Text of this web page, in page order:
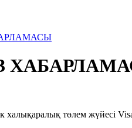
халықаралық төлем жүйесі